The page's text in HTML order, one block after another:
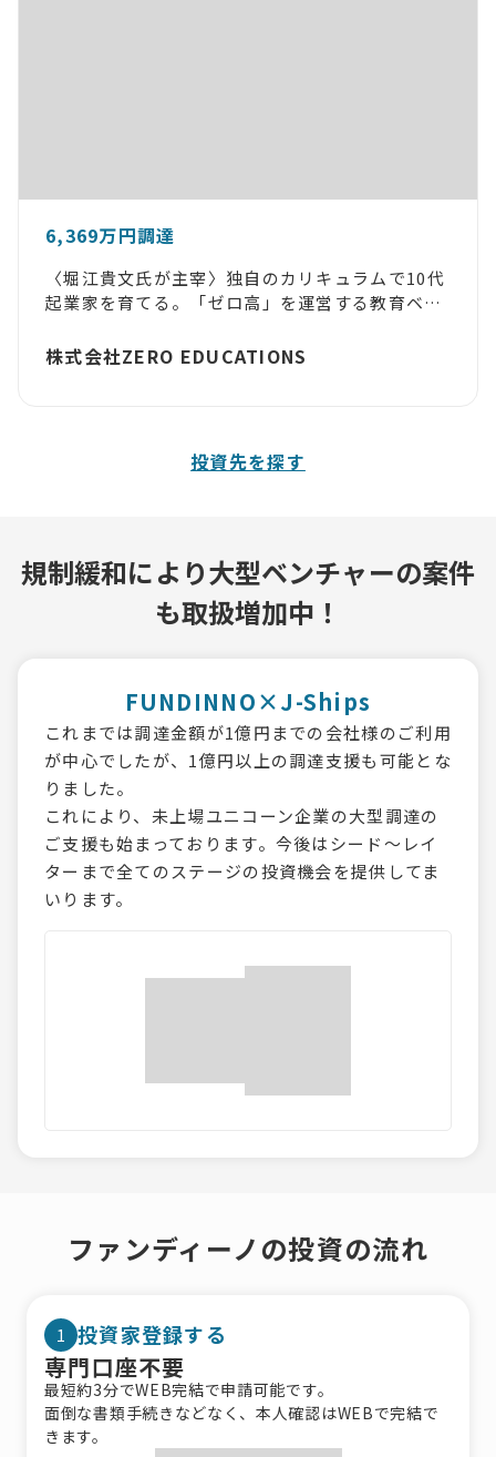
6,369万円調達
〈堀江貴文氏が主宰〉独自のカリキュラムで10代
起業家を育てる。「ゼロ高」を運営する教育ベン
株式会社ZERO EDUCATIONS
投資先を探す
規制緩和により大型ベンチャーの案件
も取扱増加中！
FUNDINNO×J-Ships
これまでは調達金額が1億円までの会社様のご利用
が中心でしたが、1億円以上の調達支援も可能とな
りました。
これにより、未上場ユニコーン企業の大型調達の
ご支援も始まっております。今後はシード～レイ
ターまで全てのステージの投資機会を提供してま
いります。
ファンディーノの投資の流れ
1 投資家登録する
専門口座不要
最短約3分でWEB完結で申請可能です。
面倒な書類手続きなどなく、本人確認はWEBで完結で
きます。